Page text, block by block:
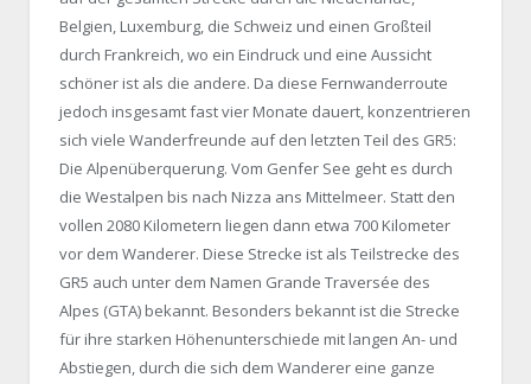
Belgien, Luxemburg, die Schweiz und einen Großteil
durch Frankreich, wo ein Eindruck und eine Aussicht
schöner ist als die andere. Da diese Fernwanderroute
jedoch insgesamt fast vier Monate dauert, konzentrieren
sich viele Wanderfreunde auf den letzten Teil des GR5:
Die Alpenüberquerung. Vom Genfer See geht es durch
die Westalpen bis nach Nizza ans Mittelmeer. Statt den
vollen 2080 Kilometern liegen dann etwa 700 Kilometer
vor dem Wanderer. Diese Strecke ist als Teilstrecke des
GR5 auch unter dem Namen Grande Traversée des
Alpes (GTA) bekannt. Besonders bekannt ist die Strecke
für ihre starken Höhenunterschiede mit langen An- und
Abstiegen, durch die sich dem Wanderer eine ganze